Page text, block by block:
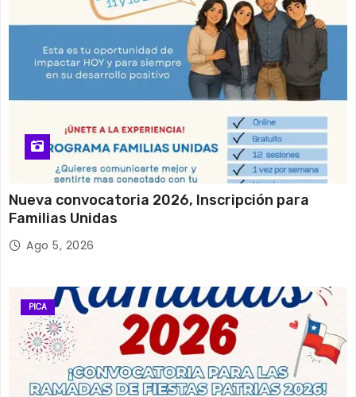
Nueva convocatoria 2026, Inscripción para
Familias Unidas
Ago 5, 2026
PICA